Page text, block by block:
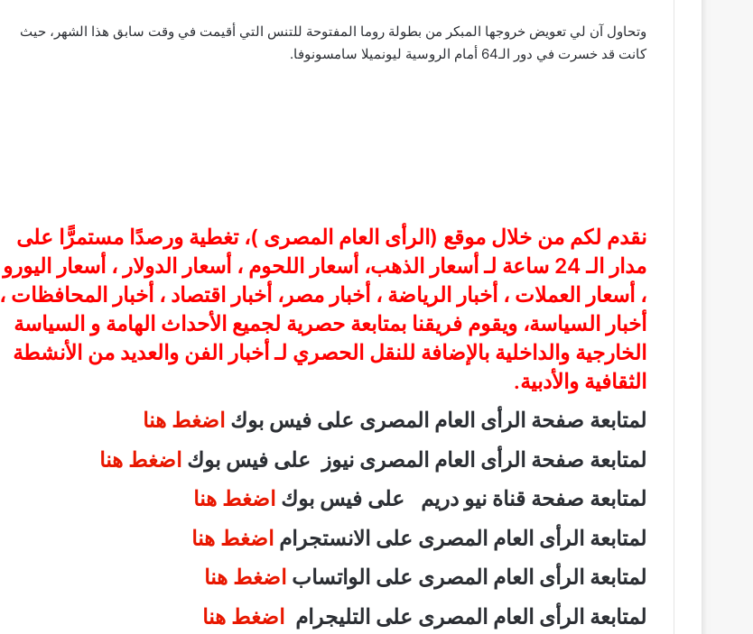
وتحاول آن لي تعويض خروجها المبكر من بطولة روما المفتوحة للتنس التي أقيمت في وقت سابق هذا الشهر، حيث
كانت قد خسرت في دور الـ64 أمام الروسية ليونميلا سامسونوفا.
نقدم لكم من خلال موقع (الرأى العام المصرى )، تغطية ورصدًا مستمرًّا على
مدار الـ 24 ساعة لـ أسعار الذهب، أسعار اللحوم ، أسعار الدولار ، أسعار اليورو
، أسعار العملات ، أخبار الرياضة ، أخبار مصر، أخبار اقتصاد ، أخبار المحافظات ،
أخبار السياسة، ويقوم فريقنا بمتابعة حصرية لجميع الأحداث الهامة و السياسة
الخارجية والداخلية بالإضافة للنقل الحصري لـ أخبار الفن والعديد من الأنشطة
الثقافية والأدبية.
لمتابعة صفحة الرأى العام المصرى على فيس بوك اضغط هنا
لمتابعة صفحة الرأى العام المصرى نيوز على فيس بوك اضغط هنا
لمتابعة صفحة قناة نيو دريم على فيس بوك اضغط هنا
لمتابعة الرأى العام المصرى على الانستجرام اضغط هنا
لمتابعة الرأى العام المصرى على الواتساب اضغط هنا
لمتابعة الرأى العام المصرى على التليجرام اضغط هنا